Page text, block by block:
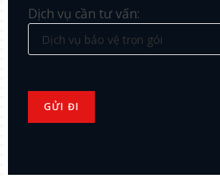
Dịch vụ cần tư vấn: